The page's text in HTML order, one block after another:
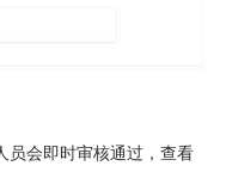
员会即时审核通过，查看